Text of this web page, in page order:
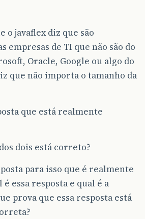
o javaflex diz que são
empresas de TI que não são do
Oracle, Google ou algo do
que não importa o tamanho da
que está realmente
dois está correto?
para isso que é realmente
essa resposta e qual é a
prova que essa resposta está